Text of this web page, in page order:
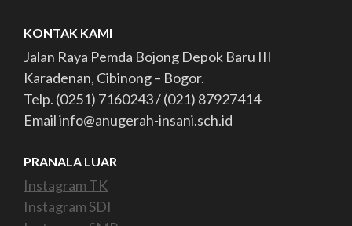
KONTAK KAMI
Jalan Raya Pemda Bojong Depok Baru III
Karadenan, Cibinong – Bogor.
Telp. (0251) 7160243 / (021) 87927414
Email info@anugerah-insani.sch.id
PRANALA LUAR
Instagram TK
Instagram SDI